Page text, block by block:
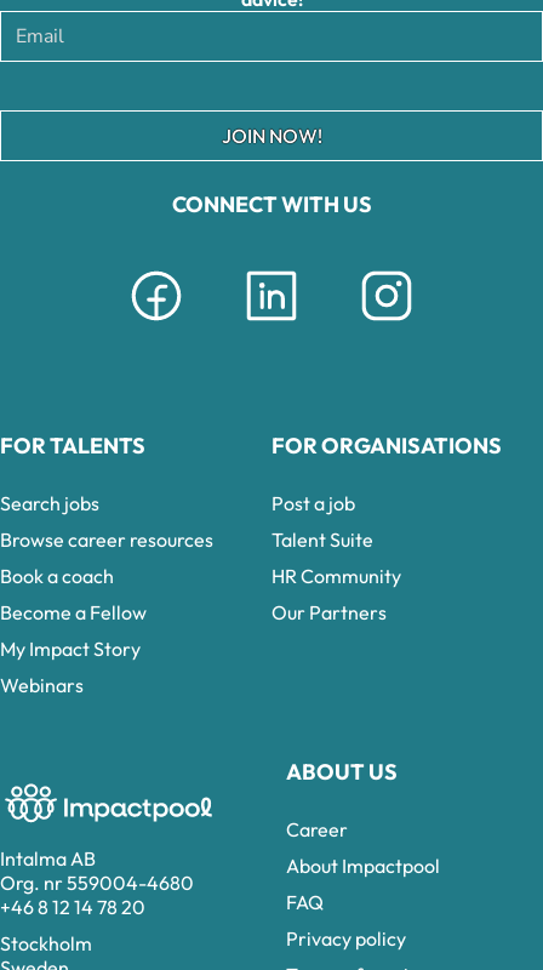
Intalma AB
Org. nr 559004-4680
+46 8 12 14 78 20
Stockholm
CONNECT WITH US
ABOUT US
Career
About Impactpool
FAQ
Privacy policy
JOIN NOW!
FOR TALENTS
Search jobs
Browse career resources
Book a coach
Become a Fellow
My Impact Story
Webinars
FOR ORGANISATIONS
Post a job
Talent Suite
HR Community
Our Partners